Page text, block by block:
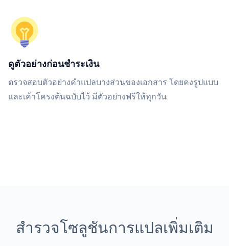
ดูตัวอย่างก่อนชำระเงิน
ตรวจสอบตัวอย่างคำแปลบางส่วนของเอกสาร โดยคงรูปแบบ
และเค้าโครงต้นฉบับไว้ มีตัวอย่างฟรีให้ทุกวัน
สำรวจโซลูชันการแปลเพิ่มเติม